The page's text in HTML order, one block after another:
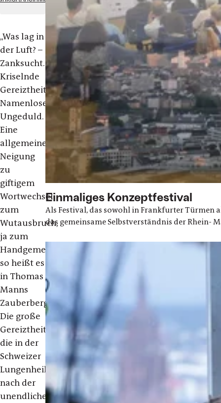
„Was lag in
der Luft? –
Zanksucht.
Kriselnde
Gereiztheit.
Namenlose
Ungeduld.
Eine
allgemeine
Neigung
zu
giftigem
Wortwechsel,
zum
Wutausbruch,
ja zum
Handgemenge“,
so heißt es
in Thomas
Manns
Zauberberg.
Die große
Gereiztheit,
die in der
Schweizer
Lungenheilanstalt
nach der
unendlichen
Einmaliges Konzeptfestival
Als Festival, das sowohl in Frankfurter Türmen
das gemeinsame Selbstverständnis der